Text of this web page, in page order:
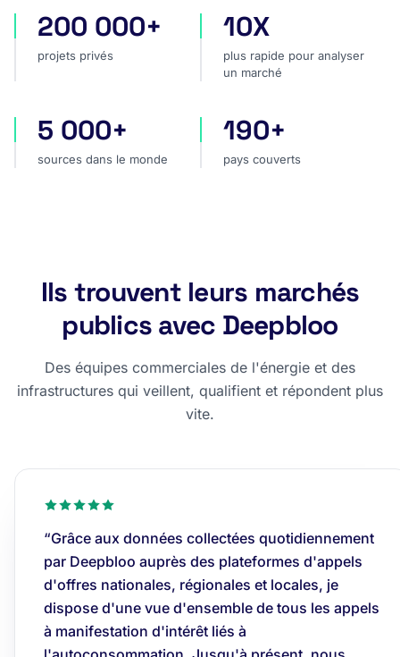
projets privés
200 000+
projets privés
plus rapide pour analyser
10X
plus rapide pour analyser
un marché
sources dans le monde
5 000+
sources dans le monde
pays couverts
190+
pays couverts
Ils trouvent leurs marchés
publics avec Deepbloo
Des équipes commerciales de l'énergie et des
infrastructures qui veillent, qualifient et répondent plus
vite.
“Grâce aux données collectées quotidiennement
par Deepbloo auprès des plateformes d'appels
d'offres nationales, régionales et locales, je
dispose d'une vue d'ensemble de tous les appels
à manifestation d'intérêt liés à